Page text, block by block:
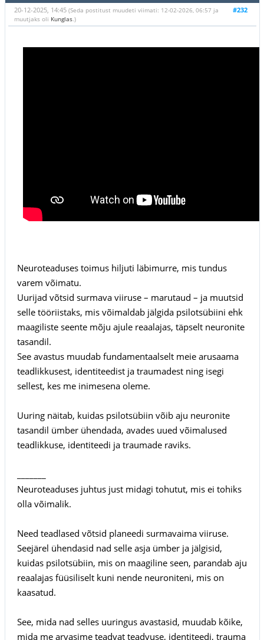
#232
20-12-2025, 14:45 (Seda postitust muudeti viimati: 12-02-2026, 06:57 ja
muutjaks oli Kunglas.)
Neuroteaduses toimus hiljuti läbimurre, mis tundus
varem võimatu.
Uurijad võtsid surmava viiruse – marutaud – ja muutsid
selle tööriistaks, mis võimaldab jälgida psilotsübiini ehk
maagiliste seente mõju ajule reaalajas, täpselt neuronite
tasandil.
See avastus muudab fundamentaalselt meie arusaama
teadlikkusest, identiteedist ja traumadest ning isegi
sellest, kes me inimesena oleme.
Uuring näitab, kuidas psilotsübiin võib aju neuronite
tasandil ümber ühendada, avades uued võimalused
teadlikkuse, identiteedi ja traumade raviks.
Neuroteaduses juhtus just midagi tohutut, mis ei tohiks
olla võimalik.
Need teadlased võtsid planeedi surmavaima viiruse.
Seejärel ühendasid nad selle asja ümber ja jälgisid,
kuidas psilotsübiin, mis on maagiline seen, parandab aju
reaalajas füüsiliselt kuni nende neuroniteni, mis on
kaasatud.
See, mida nad selles uuringus avastasid, muudab kõike,
mida me arvasime teadvat teadvuse, identiteedi, trauma